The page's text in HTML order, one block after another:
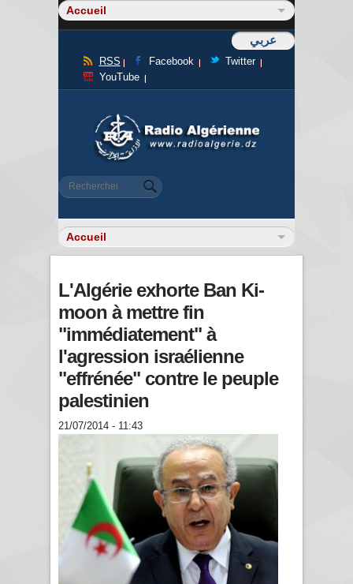
عربي
RSS Facebook
Twitter
YouTube
Formulaire de recherche
Rechercher
L'Algérie exhorte Ban Ki-
moon à mettre fin
"immédiatement" à
l'agression israélienne
"effrénée" contre le peuple
palestinien
21/07/2014 - 11:43